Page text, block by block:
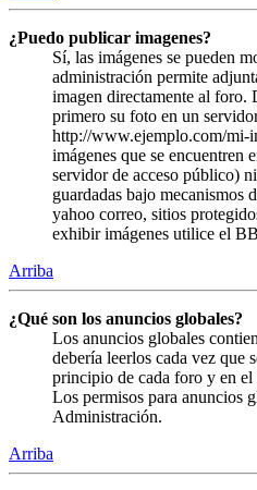
¿Puedo publicar imagenes?
Sí, las imágenes se pueden
administración permite
imagen directamente al foro.
primero su foto en un
http://www.ejemplo.com/mi-
imágenes que se encuentren
servidor de acceso público)
guardadas bajo mecanismos
yahoo correo, sitios
exhibir imágenes utilice el
Arriba
¿Qué son los anuncios globales?
Los anuncios globales
debería leerlos cada vez que
principio de cada foro y en
Los permisos para anuncios
Administración.
Arriba